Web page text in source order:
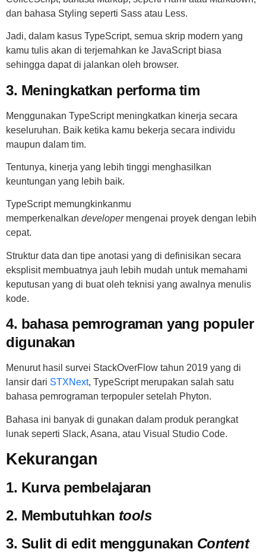
dan bahasa Styling seperti Sass atau Less.
Jadi, dalam kasus TypeScript, semua skrip modern yang
kamu tulis akan di terjemahkan ke JavaScript biasa
sehingga dapat di jalankan oleh browser.
3. Meningkatkan performa tim
Menggunakan TypeScript meningkatkan kinerja secara
keseluruhan. Baik ketika kamu bekerja secara individu
maupun dalam tim.
Tentunya, kinerja yang lebih tinggi menghasilkan
keuntungan yang lebih baik.
TypeScript memungkinkanmu
memperkenalkan developer mengenai proyek dengan lebih
cepat.
Struktur data dan tipe anotasi yang di definisikan secara
eksplisit membuatnya jauh lebih mudah untuk memahami
keputusan yang di buat oleh teknisi yang awalnya menulis
kode.
4. bahasa pemrograman yang populer
digunakan
Menurut hasil survei StackOverFlow tahun 2019 yang di
lansir dari STXNext, TypeScript merupakan salah satu
bahasa pemrograman terpopuler setelah Phyton.
Bahasa ini banyak di gunakan dalam produk perangkat
lunak seperti Slack, Asana, atau Visual Studio Code.
Kekurangan
1. Kurva pembelajaran
2. Membutuhkan tools
3. Sulit di edit menggunakan Content